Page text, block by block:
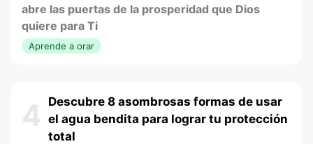
abre las puertas de la prosperidad que Dios
quiere para Ti
Aprende a orar
4
Descubre 8 asombrosas formas de usar
el agua bendita para lograr tu protección
total